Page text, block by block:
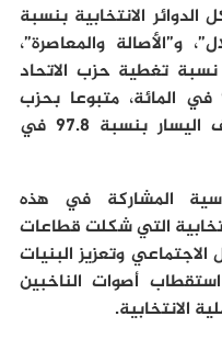
الانتخابية بنسبة
و”الأصالة والمعاصرة”،
نسبة تغطية حزب الاتحاد
الاشتراكي للقوات الشعبية 98.9 في المائة، متبوعا بحزب
التقدم والاشتراكية وأحزاب تحالف اليسار بنسبة 97.8 في
المشاركة في هذه
التي شكلت قطاعات
وتعزيز البنيات
أصوات الناخبين
الانتخابية.